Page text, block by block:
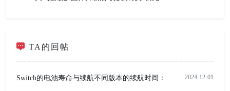
TA的回帖
Switch的电池寿命与续航不同版本的续航时间： 2024-12-01